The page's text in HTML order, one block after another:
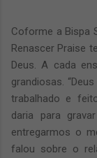
Coforme a Bispa
Renascer Praise
Deus. A cada
grandiosas.
trabalhado e
daria para
entregarmos o
falou sobre o